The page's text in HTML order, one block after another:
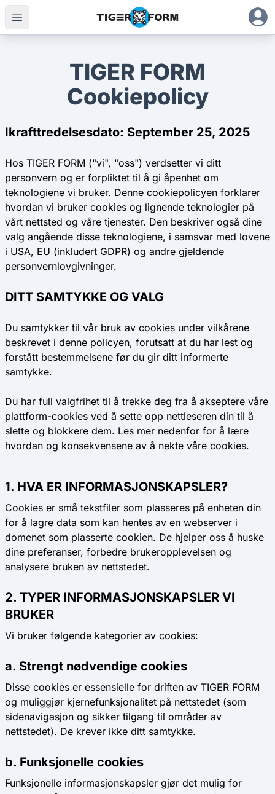
TIGER FORM
Cookiepolicy
Ikrafttredelsesdato: September 25, 2025
Hos TIGER FORM ("vi", "oss") verdsetter vi ditt
personvern og er forpliktet til å gi åpenhet om
teknologiene vi bruker. Denne cookiepolicyen forklarer
hvordan vi bruker cookies og lignende teknologier på
vårt nettsted og våre tjenester. Den beskriver også dine
valg angående disse teknologiene, i samsvar med lovene
i USA, EU (inkludert GDPR) og andre gjeldende
personvernlovgivninger.
DITT SAMTYKKE OG VALG
Du samtykker til vår bruk av cookies under vilkårene
beskrevet i denne policyen, forutsatt at du har lest og
forstått bestemmelsene før du gir ditt informerte
samtykke.
Du har full valgfrihet til å trekke deg fra å akseptere våre
plattform-cookies ved å sette opp nettleseren din til å
slette og blokkere dem. Les mer nedenfor for å lære
hvordan og konsekvensene av å nekte våre cookies.
1. HVA ER INFORMASJONSKAPSLER?
Cookies er små tekstfiler som plasseres på enheten din
for å lagre data som kan hentes av en webserver i
domenet som plasserte cookien. De hjelper oss å huske
dine preferanser, forbedre brukeropplevelsen og
analysere bruken av nettstedet.
2. TYPER INFORMASJONSKAPSLER VI
BRUKER
Vi bruker følgende kategorier av cookies:
a. Strengt nødvendige cookies
Disse cookies er essensielle for driften av TIGER FORM
og muliggjør kjernefunksjonalitet på nettstedet (som
sidenavigasjon og sikker tilgang til områder av
nettstedet). De krever ikke ditt samtykke.
b. Funksjonelle cookies
Funksjonelle informasjonskapsler gjør det mulig for